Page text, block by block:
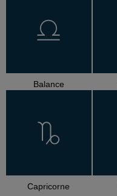
Balance
Capricorne